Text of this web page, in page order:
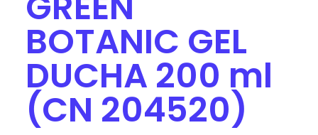
BOTANIC GEL
DUCHA 200 ml
(CN 204520)